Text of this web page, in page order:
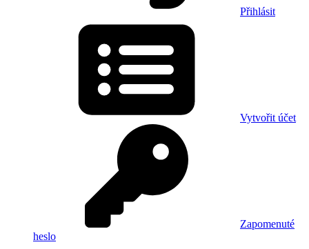
Přihlásit
Vytvořit účet
Zapomenuté
heslo